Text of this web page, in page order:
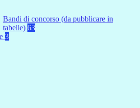
Bandi di concorso (da pubblicare in
tabelle) 63
3